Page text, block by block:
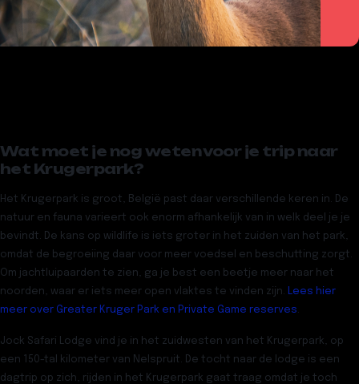
Wat moet je nog weten voor je trip naar
het Krugerpark?
Het Krugerpark is groot, België past daar verschillende keren in. De
natuur en fauna varieert ook enorm afhankelijk van in welk deel je je
bevindt. De kans op wildlife is iets groter in het zuiden van het park,
omdat de begroeiing daar voor meer voedsel en beschutting zorgt.
Om jachtluipaarden te zien, ga je best een beetje meer naar het
noorden, waar er iets meer open vlaktes te vinden zijn. Lees hier
meer over Greater Kruger Park en Private Game reserves.
Jock Safari Lodge vind je in het zuidwesten van het Krugerpark, op
een 150-tal kilometer van Nelspruit. De tocht naar de lodge is een
dagtrip op zich, rijden in het Krugerpark gaat traag omdat je toch